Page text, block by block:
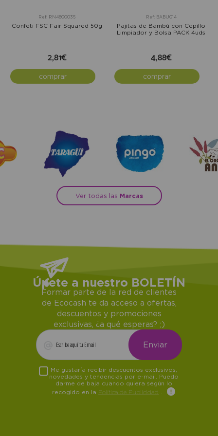
Ref: RN4800035
Confeti FSC Fair Squared 50g
2,81€
comprar
Ref: BABU014
Pajitas de Bambú con Cepillo
Limpiador y Bolsa PACK 4uds
4,88€
comprar
Ver todas las Marcas
Únete a nuestro BOLETÍN
Formar parte de la red de clientes
de Ecocash te da acceso a ofertas,
descuentos y promociones
exclusivas, ¿a qué esperas? ;)
Me gustaría recibir descuentos exclusivos,
novedades y tendencias por e-mail. Puedo
darme de baja cuando quiera según lo
recogido en la Política de Publicidad